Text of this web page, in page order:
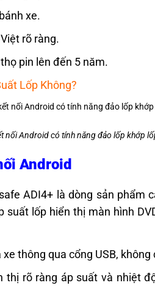
xe.
rõ ràng.
pin lên đến 5 năm.
Lốp Không?
nối Android có tính năng đảo lốp khớp
Android
ADI4+ là dòng sản phẩm
lốp hiển thị màn hình
thông qua cổng USB, không
thị rõ ràng áp suất và nhiệt